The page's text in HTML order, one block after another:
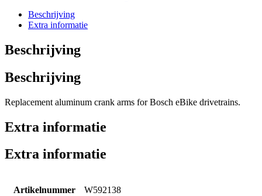
Bosch
aantal
Beschrijving
Extra informatie
Beschrijving
Beschrijving
Replacement aluminum crank arms for Bosch eBike drivetrains.
Extra informatie
Extra informatie
Artikelnummer W592138